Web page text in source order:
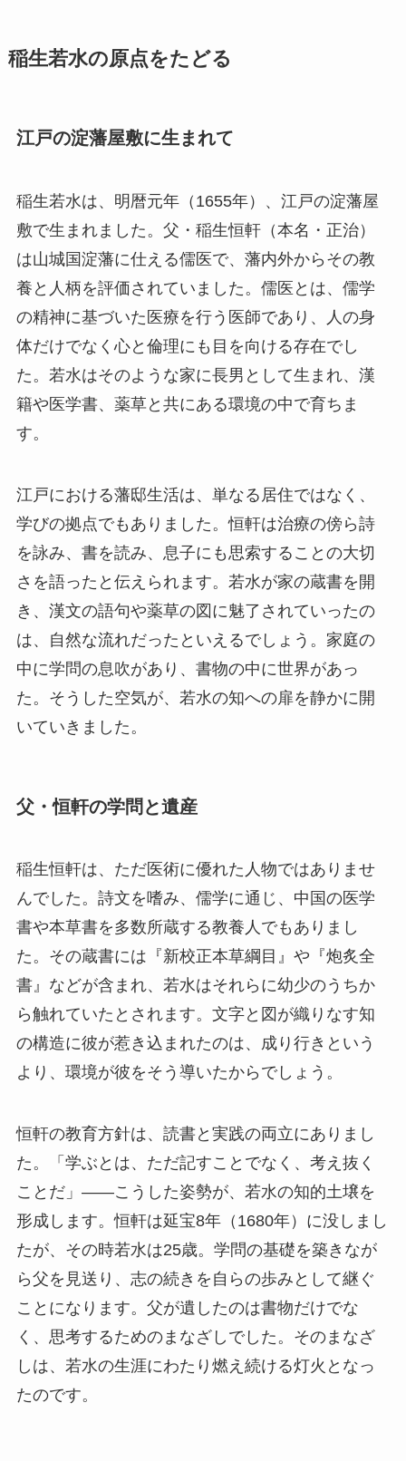
稲生若水の原点をたどる
江戸の淀藩屋敷に生まれて
稲生若水は、明暦元年（1655年）、江戸の淀藩屋
敷で生まれました。父・稲生恒軒（本名・正治）
は山城国淀藩に仕える儒医で、藩内外からその教
養と人柄を評価されていました。儒医とは、儒学
の精神に基づいた医療を行う医師であり、人の身
体だけでなく心と倫理にも目を向ける存在でし
た。若水はそのような家に長男として生まれ、漢
籍や医学書、薬草と共にある環境の中で育ちま
す。
江戸における藩邸生活は、単なる居住ではなく、
学びの拠点でもありました。恒軒は治療の傍ら詩
を詠み、書を読み、息子にも思索することの大切
さを語ったと伝えられます。若水が家の蔵書を開
き、漢文の語句や薬草の図に魅了されていったの
は、自然な流れだったといえるでしょう。家庭の
中に学問の息吹があり、書物の中に世界があっ
た。そうした空気が、若水の知への扉を静かに開
いていきました。
父・恒軒の学問と遺産
稲生恒軒は、ただ医術に優れた人物ではありませ
んでした。詩文を嗜み、儒学に通じ、中国の医学
書や本草書を多数所蔵する教養人でもありまし
た。その蔵書には『新校正本草綱目』や『炮炙全
書』などが含まれ、若水はそれらに幼少のうちか
ら触れていたとされます。文字と図が織りなす知
の構造に彼が惹き込まれたのは、成り行きという
より、環境が彼をそう導いたからでしょう。
恒軒の教育方針は、読書と実践の両立にありまし
た。「学ぶとは、ただ記すことでなく、考え抜く
ことだ」――こうした姿勢が、若水の知的土壌を
形成します。恒軒は延宝8年（1680年）に没しまし
たが、その時若水は25歳。学問の基礎を築きなが
ら父を見送り、志の続きを自らの歩みとして継ぐ
ことになります。父が遺したのは書物だけでな
く、思考するためのまなざしでした。そのまなざ
しは、若水の生涯にわたり燃え続ける灯火となっ
たのです。